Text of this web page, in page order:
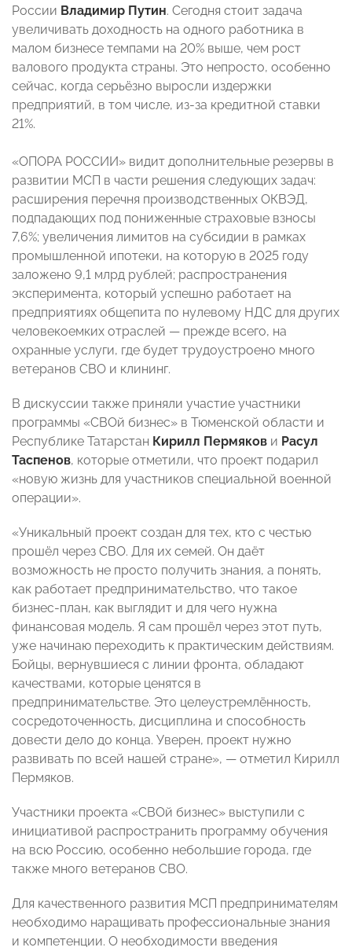
России Владимир Путин. Сегодня стоит задача
увеличивать доходность на одного работника в
малом бизнесе темпами на 20% выше, чем рост
валового продукта страны. Это непросто, особенно
сейчас, когда серьёзно выросли издержки
предприятий, в том числе, из-за кредитной ставки
21%.
«ОПОРА РОССИИ» видит дополнительные резервы в
развитии МСП в части решения следующих задач:
расширения перечня производственных ОКВЭД,
подпадающих под пониженные страховые взносы
7,6%; увеличения лимитов на субсидии в рамках
промышленной ипотеки, на которую в 2025 году
заложено 9,1 млрд рублей; распространения
эксперимента, который успешно работает на
предприятиях общепита по нулевому НДС для других
человекоемких отраслей — прежде всего, на
охранные услуги, где будет трудоустроено много
ветеранов СВО и клининг.
В дискуссии также приняли участие участники
программы «СВОй бизнес» в Тюменской области и
Республике Татарстан Кирилл Пермяков и Расул
Таспенов, которые отметили, что проект подарил
«новую жизнь для участников специальной военной
операции».
«Уникальный проект создан для тех, кто с честью
прошёл через СВО. Для их семей. Он даёт
возможность не просто получить знания, а понять,
как работает предпринимательство, что такое
бизнес-план, как выглядит и для чего нужна
финансовая модель. Я сам прошёл через этот путь,
уже начинаю переходить к практическим действиям.
Бойцы, вернувшиеся с линии фронта, обладают
качествами, которые ценятся в
предпринимательстве. Это целеустремлённость,
сосредоточенность, дисциплина и способность
довести дело до конца. Уверен, проект нужно
развивать по всей нашей стране», — отметил Кирилл
Пермяков.
Участники проекта «СВОй бизнес» выступили с
инициативой распространить программу обучения
на всю Россию, особенно небольшие города, где
также много ветеранов СВО.
Для качественного развития МСП предпринимателям
необходимо наращивать профессиональные знания
и компетенции. О необходимости введения